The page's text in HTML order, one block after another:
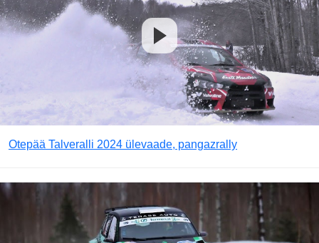
Otepää Talveralli 2024 ülevaade, pangazrally